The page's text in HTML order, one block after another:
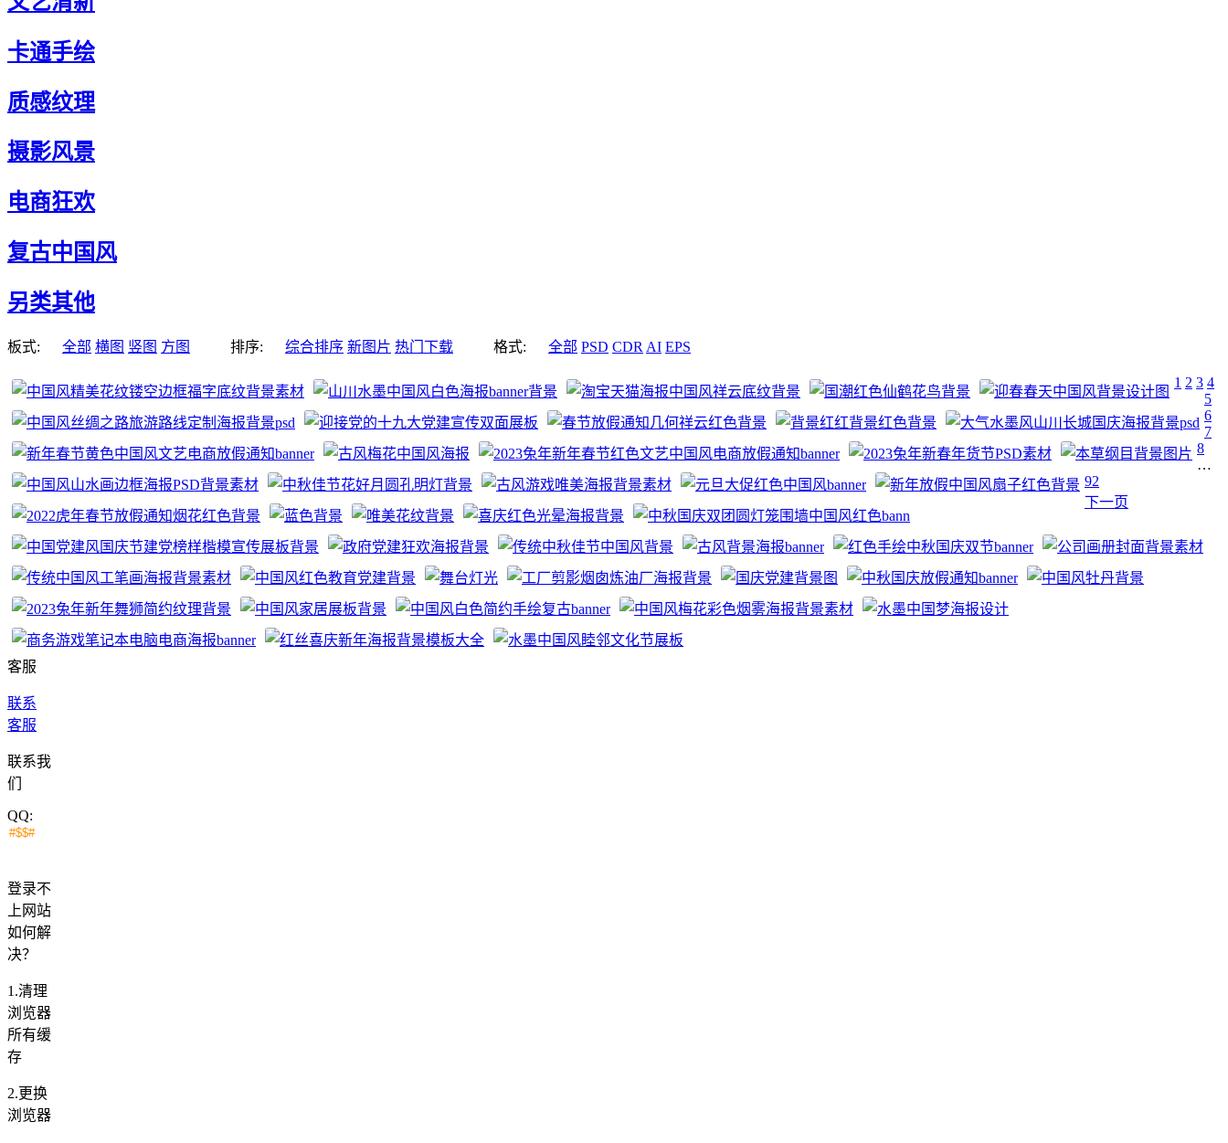
卡通手绘
质感纹理
摄影风景
电商狂欢
复古中国风
另类其他
板式: 全部 横图 竖图 方图 排序: 综合排序 新图片 热门下载 格式: 全部 PSD CDR AI EPS
1 2 3 4
5
6
7
8
…
92
下一页
客服
联系
客服
联系我
们
QQ:
登录不
上网站
如何解
决？
1.清理
浏览器
所有缓
存
2.更换
浏览器